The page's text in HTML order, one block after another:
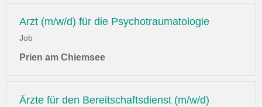
Arzt (m/w/d) für die Psychotraumatologie
Job
Prien am Chiemsee
Ärzte für den Bereitschaftsdienst (m/w/d)